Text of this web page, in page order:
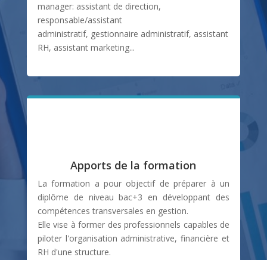
manager: assistant de direction,
responsable/assistant
administratif, gestionnaire administratif, assistant
RH, assistant marketing...
Apports de la formation
La formation a pour objectif de préparer à un
diplôme de niveau bac+3 en développant des
compétences transversales en gestion.
Elle vise à former des professionnels capables de
piloter l'organisation administrative, financière et
RH d'une structure.